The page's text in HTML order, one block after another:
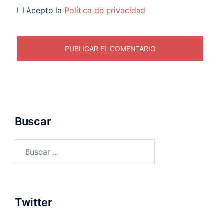
Acepto la Política de privacidad
Buscar
Twitter